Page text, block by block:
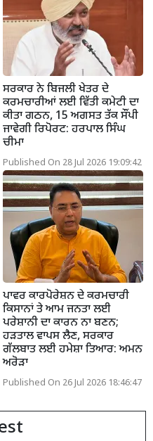
ਸਰਕਾਰ ਨੇ ਬਿਜਲੀ ਖੇਤਰ ਦੇ
ਕਰਮਚਾਰੀਆਂ ਲਈ ਵਿੱਤੀ ਕਮੇਟੀ ਦਾ
ਕੀਤਾ ਗਠਨ, 15 ਅਗਸਤ ਤੱਕ ਸੌਂਪੀ
ਜਾਵੇਗੀ ਰਿਪੋਰਟ: ਹਰਪਾਲ ਸਿੰਘ
ਚੀਮਾ
Published On 28 Jul 2026 19:09:42
ਪਾਵਰ ਕਾਰਪੋਰੇਸ਼ਨ ਦੇ ਕਰਮਚਾਰੀ
ਕਿਸਾਨਾਂ ਤੇ ਆਮ ਜਨਤਾ ਲਈ
ਪਰੇਸ਼ਾਨੀ ਦਾ ਕਾਰਨ ਨਾ ਬਣਨ;
ਹੜਤਾਲ ਵਾਪਸ ਲੈਣ, ਸਰਕਾਰ
ਗੱਲਬਾਤ ਲਈ ਹਮੇਸ਼ਾ ਤਿਆਰ: ਅਮਨ
ਅਰੋੜਾ
Published On 26 Jul 2026 18:46:47